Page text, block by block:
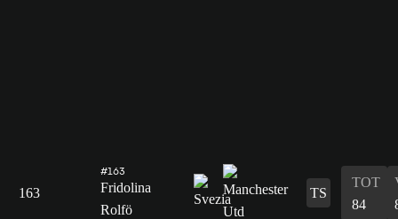
163
#163
Fridolina
Rolfö
TS
TOT
84